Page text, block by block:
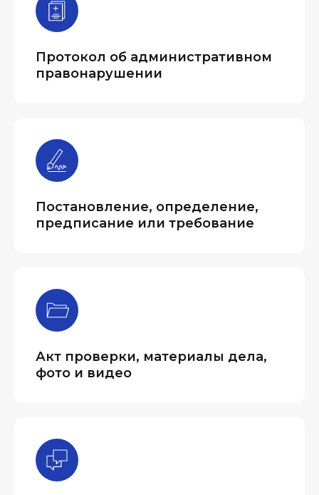
Протокол об административном
правонарушении
Постановление, определение,
предписание или требование
Акт проверки, материалы дела,
фото и видео